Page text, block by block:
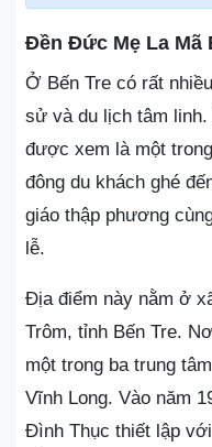
Đền Đức Mẹ La Mã
Ở Bến Tre có rất
sử và du lịch tâm
được xem là một
đông du khách ghé
giáo thập phương
lễ.
Địa điểm này nằm ở
Trôm, tỉnh Bến Tre.
một trong ba trung
Vĩnh Long. Vào năm
Đình Thục thiết lập